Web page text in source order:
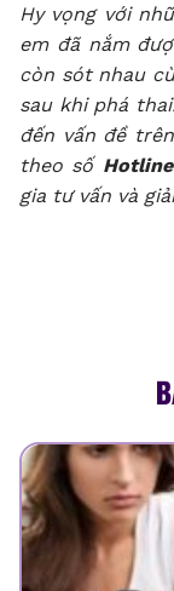
Hy vọng với
em đã nắm
còn sót nhau
sau khi phá
đến vấn đề
theo số
gia tư vấn và